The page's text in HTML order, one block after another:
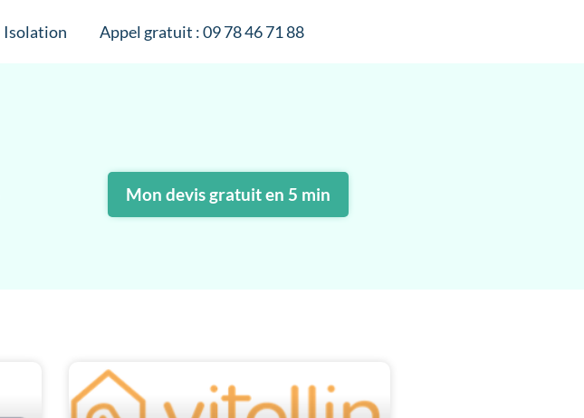
Isolation Appel gratuit : 09 78 46 71 88
Mon devis gratuit en 5 min